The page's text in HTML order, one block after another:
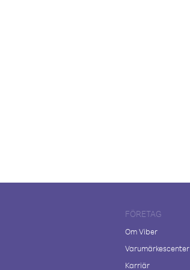
FÖRETAG
Om Viber
Varumärkescenter
Karriär